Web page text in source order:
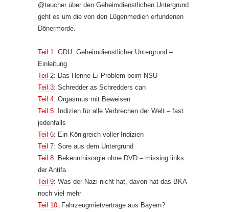
@taucher über den Geheimdienstlichen Untergrund
geht es um die von den Lügenmedien erfundenen
Dönermorde.
Teil 1 : GDU: Geheimdienstlicher Untergrund –
Einleitung
Teil 2: Das Henne-Ei-Problem beim NSU
Teil 3: Schredder as Schredders can
Teil 4: Orgasmus mit Beweisen
Teil 5: Indizien für alle Verbrechen der Welt – fast
jedenfalls
Teil 6: Ein Königreich voller Indizien
Teil 7: Sore aus dem Untergrund
Teil 8: Bekenntnisorgie ohne DVD – missing links
der Antifa
Teil 9: Was der Nazi nicht hat, davon hat das BKA
noch viel mehr
Teil 10: Fahrzeugmietverträge aus Bayern?